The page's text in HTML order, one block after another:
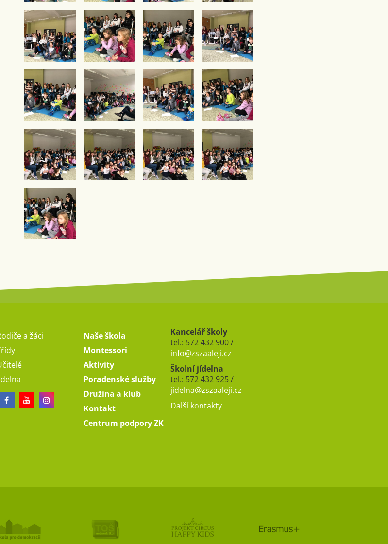
a žáci
Naše škola
Montessori
Aktivity
Poradenské služby
Družina a klub
Kontakt
Centrum podpory ZK
Kancelář školy
tel.: 572 432 900 /
info@zszaaleji.cz
Školní jídelna
tel.: 572 432 925 /
jidelna@zszaaleji.cz
Další kontakty